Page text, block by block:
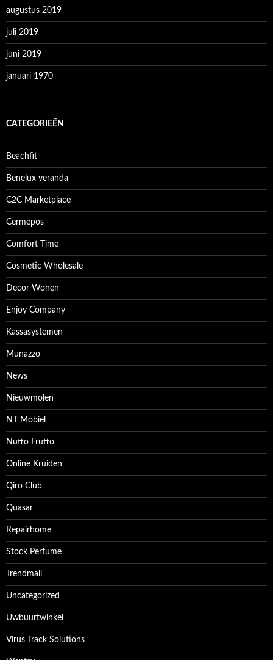
augustus 2019
juli 2019
juni 2019
januari 1970
CATEGORIEËN
Beachfit
Benelux veranda
C2C Marketplace
Cermepos
Comfort Time
Cosmetic Wholesale
Decor Wonen
Enjoy Company
Kassasystemen
Munazzo
News
Nieuwmolen
NT Mobiel
Nutto Frutto
Online Kruiden
Qiro Club
Quasar
Repairhome
Stock Perfume
Trendmall
Uncategorized
Uwbuurtwinkel
Virus Track Solutions